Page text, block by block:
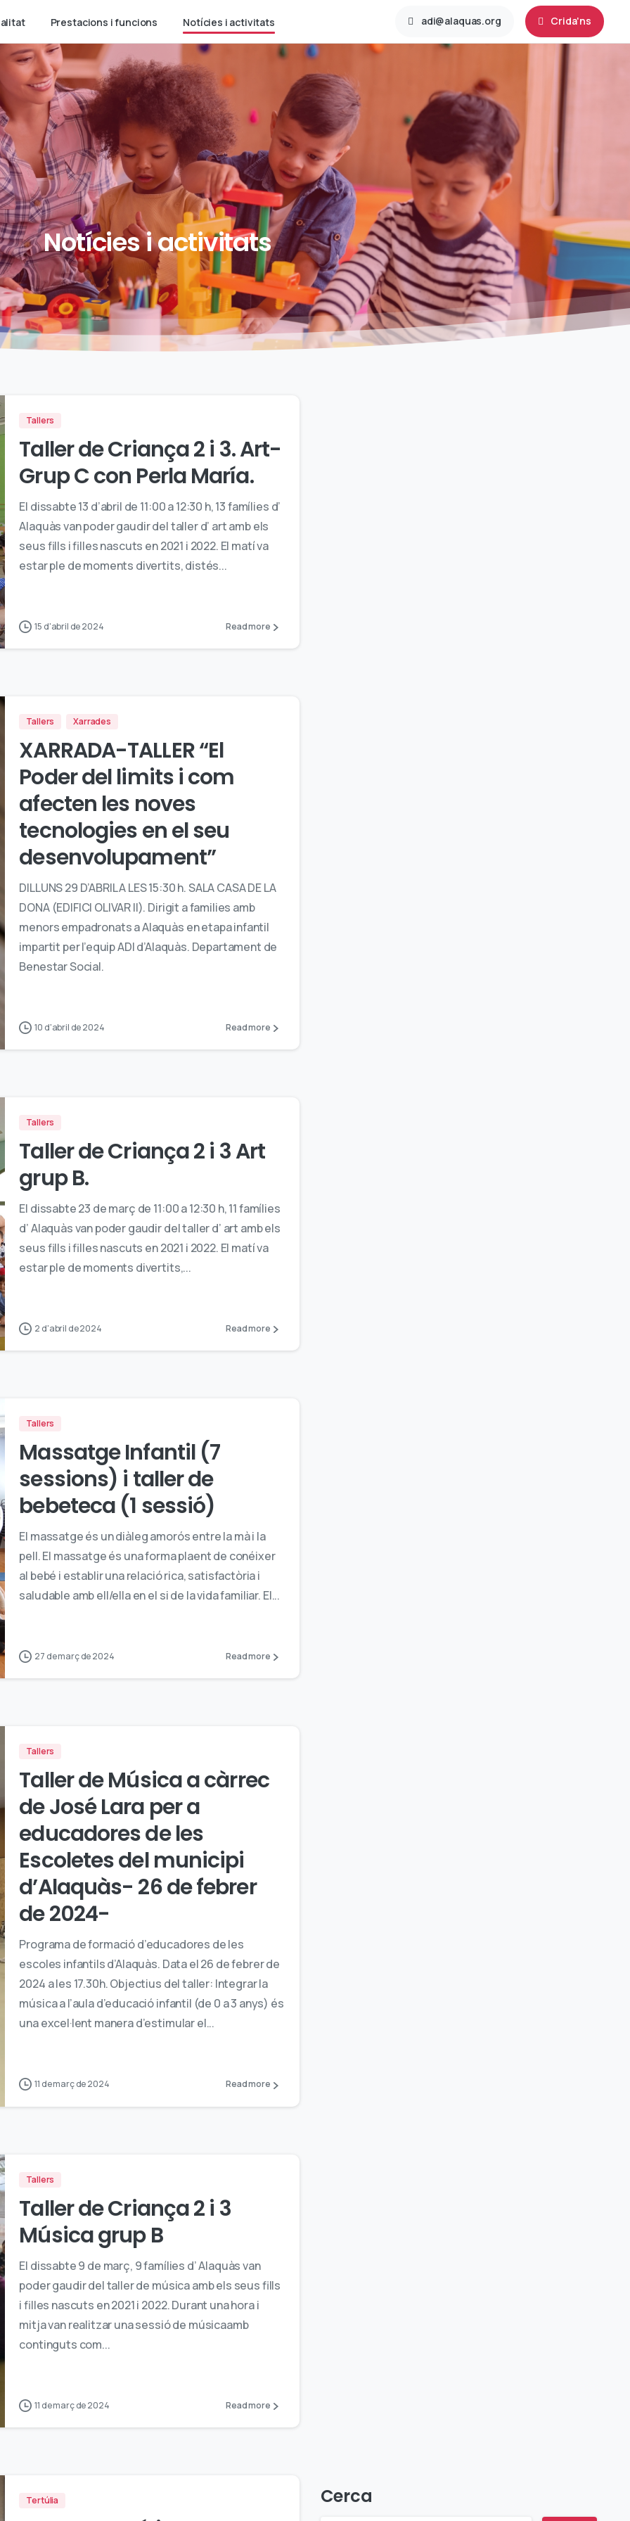
Prestacions i funcions Notícies i activitats adi@alaquas.org Crida'ns
Notíciesiactivitats
Tallers
Taller de Criança 2 i 3. Art-
Grup C con Perla María.
El dissabte 13 d’abril de 11:00 a 12:30 h, 13 famílies d’
Alaquàs van poder gaudir del taller d’ art amb els
seus fills i filles nascuts en 2021 i 2022. El matí va
estar ple de moments divertits, distés...
15 d'abril de 2024 Read more
Tallers Xarrades
XARRADA-TALLER “El
Poder del limits i com
afecten les noves
tecnologies en el seu
desenvolupament”
DILLUNS 29 D’ABRIL A LES 15:30 h. SALA CASA DE LA
DONA (EDIFICI OLIVAR II). Dirigit a families amb
menors empadronats a Alaquàs en etapa infantil
impartit per l’equip ADI d’Alaquàs. Departament de
Benestar Social.
10 d'abril de 2024 Read more
Tallers
Taller de Criança 2 i 3 Art
grup B.
El dissabte 23 de març de 11:00 a 12:30 h, 11 famílies
d’ Alaquàs van poder gaudir del taller d’ art amb els
seus fills i filles nascuts en 2021 i 2022. El matí va
estar ple de moments divertits,...
2 d'abril de 2024 Read more
Tallers
Massatge Infantil (7
sessions) i taller de
bebeteca (1 sessió)
El massatge és un diàleg amorós entre la mà i la
pell. El massatge és una forma plaent de conéixer
al bebé i establir una relació rica, satisfactòria i
saludable amb ell/ella en el si de la vida familiar. El...
27 de març de 2024 Read more
Tallers
Taller de Música a càrrec
de José Lara per a
educadores de les
Escoletes del municipi
d’Alaquàs- 26 de febrer
de 2024-
Programa de formació d’educadores de les
escoles infantils d’Alaquàs. Data el 26 de febrer de
2024 a les 17.30h. Objectius del taller: Integrar la
música a l’aula d’educació infantil (de 0 a 3 anys) és
una excel·lent manera d’estimular el...
11 de març de 2024 Read more
Tallers
Taller de Criança 2 i 3
Música grup B
El dissabte 9 de març, 9 famílies d’ Alaquàs van
poder gaudir del taller de música amb els seus fills
i filles nascuts en 2021 i 2022. Durant una hora i
mitja van realitzar una sessió de músicaamb
continguts com...
11 de març de 2024 Read more
Tertúlia Cerca